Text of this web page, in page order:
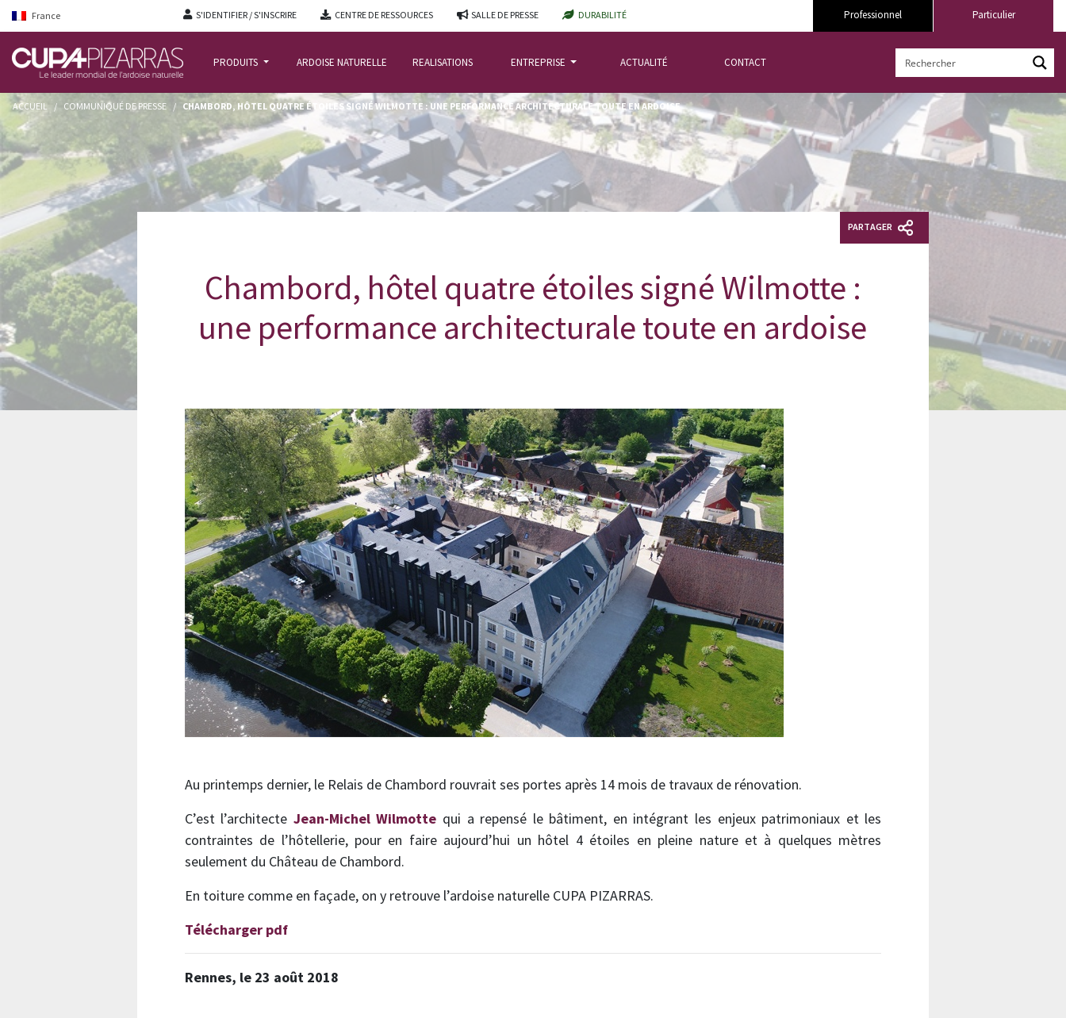
France S'IDENTIFIER / S'INSCRIRE CENTRE DE RESSOURCES SALLE DE PRESSE DURABILITÉ Particulier
Professionnel
PRODUITS ARDOISE NATURELLE REALISATIONS ENTREPRISE ACTUALITÉ CONTACT
ACCUEIL / COMMUNIQUÉ DE PRESSE / CHAMBORD, HÔTEL QUATRE ÉTOILES SIGNÉ WILMOTTE : UNE PERFORMANCE ARCHITECTURALE TOUTE EN ARDOISE
PARTAGER
Chambord, hôtel quatre étoiles signé Wilmotte :
une performance architecturale toute en ardoise
Au printemps dernier, le Relais de Chambord rouvrait ses portes après 14 mois de travaux de rénovation.
C’est l’architecte Jean-Michel Wilmotte qui a repensé le bâtiment, en intégrant les enjeux patrimoniaux et les
contraintes de l’hôtellerie, pour en faire aujourd’hui un hôtel 4 étoiles en pleine nature et à quelques mètres
seulement du Château de Chambord.
En toiture comme en façade, on y retrouve l’ardoise naturelle CUPA PIZARRAS.
Télécharger pdf
Rennes, le 23 août 2018